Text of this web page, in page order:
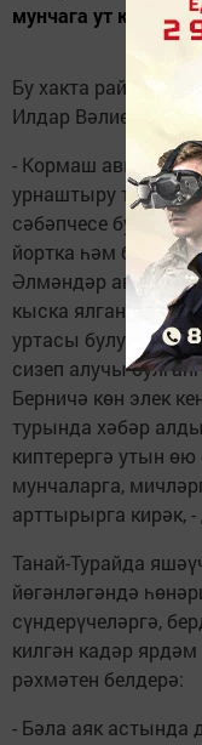
мунчага ут капты.
Бу хакта район
Илдар Вәлиев хәбәр
- Кормаш авылында
урнаштыру тиешле
сәбәпчесе булды.
йортка һәм башка
Әлмәндәр
кыска ялганышы
уртасы булуга
сизеп алучы
Берничә көн элек
турында хәбәр
киптерергә утын
мунчаларга,
арттырырга кирәк, -
Танай-Турайда
йөгәнләгәндә
сүндерүчеләргә,
килгән кадәр
рәхмәтен белдерә:
- Бәла аяк астында